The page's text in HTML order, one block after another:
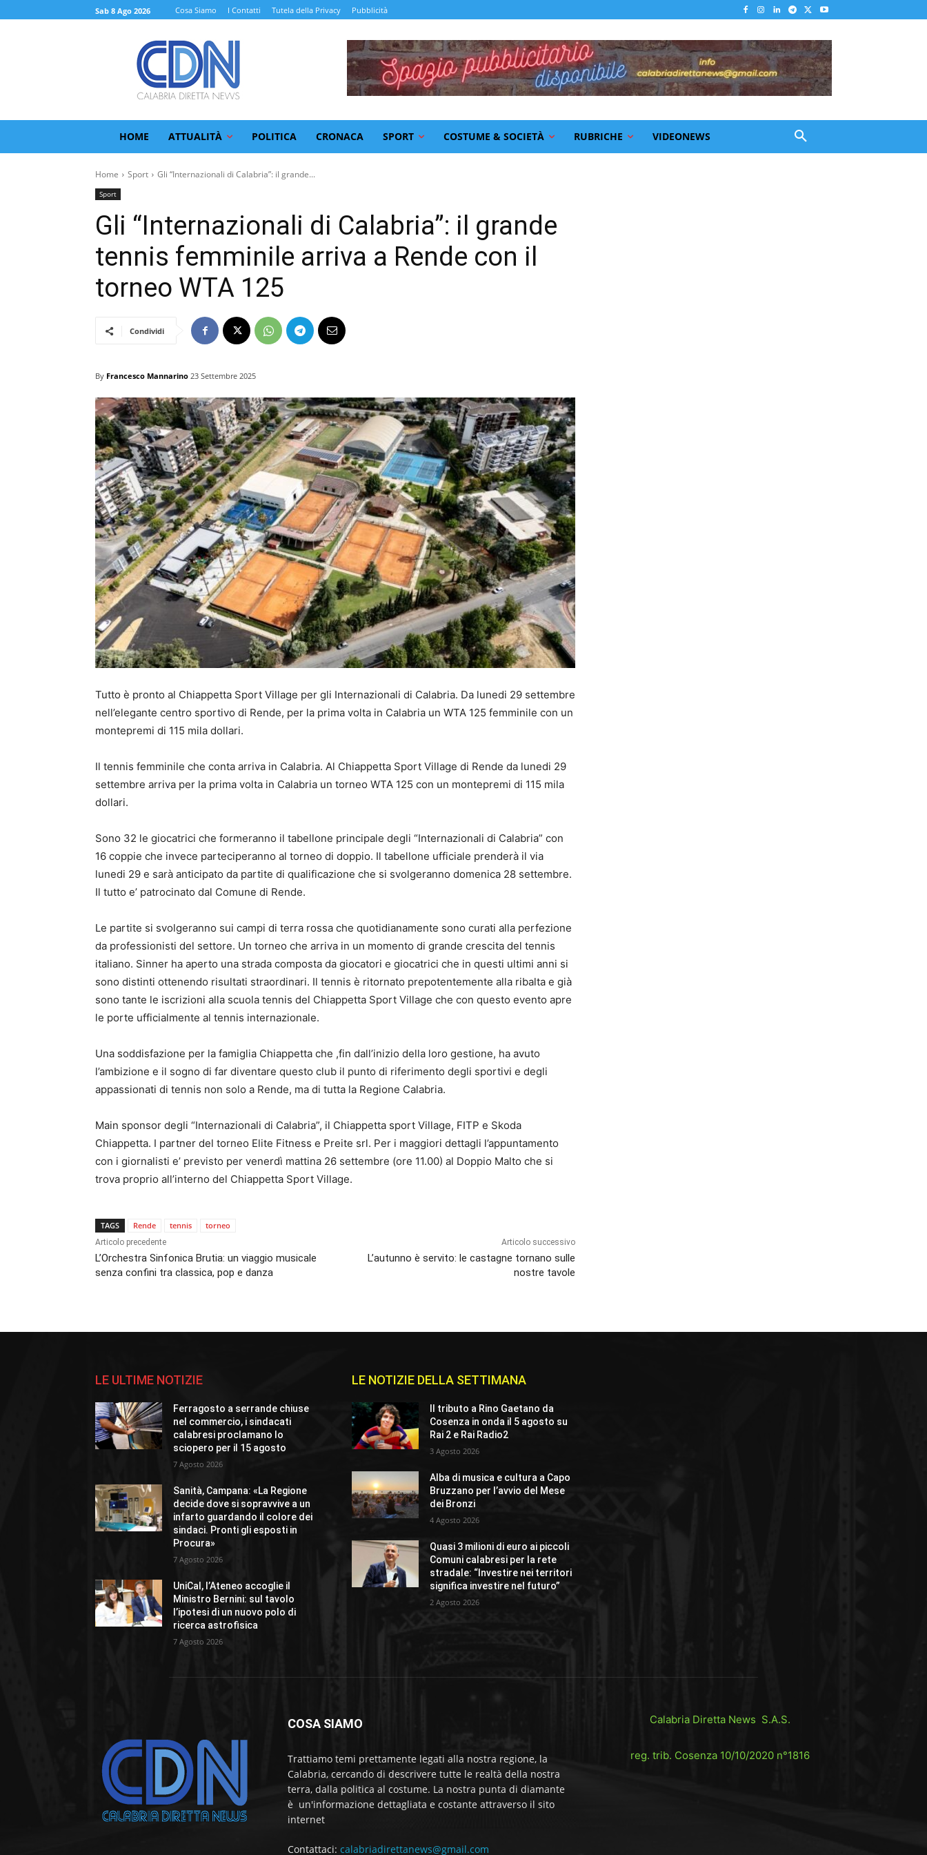
Sab 8 Ago 2026 Cosa Siamo I Contatti Tutela della Privacy Pubblicità
HOME ATTUALITÀ POLITICA CRONACA SPORT COSTUME & SOCIETÀ RUBRICHE VIDEONEWS
Home Sport Gli “Internazionali di Calabria”: il grande...
Sport
Gli “Internazionali di Calabria”: il grande
tennis femminile arriva a Rende con il
torneo WTA 125
Condividi
By Francesco Mannarino 23 Settembre 2025
Tutto è pronto al Chiappetta Sport Village per gli Internazionali di Calabria. Da lunedi 29 settembre
nell’elegante centro sportivo di Rende, per la prima volta in Calabria un WTA 125 femminile con un
montepremi di 115 mila dollari.
Il tennis femminile che conta arriva in Calabria. Al Chiappetta Sport Village di Rende da lunedi 29
settembre arriva per la prima volta in Calabria un torneo WTA 125 con un montepremi di 115 mila
dollari.
Sono 32 le giocatrici che formeranno il tabellone principale degli “Internazionali di Calabria” con
16 coppie che invece parteciperanno al torneo di doppio. Il tabellone ufficiale prenderà il via
lunedi 29 e sarà anticipato da partite di qualificazione che si svolgeranno domenica 28 settembre.
Il tutto e’ patrocinato dal Comune di Rende.
Le partite si svolgeranno sui campi di terra rossa che quotidianamente sono curati alla perfezione
da professionisti del settore. Un torneo che arriva in un momento di grande crescita del tennis
italiano. Sinner ha aperto una strada composta da giocatori e giocatrici che in questi ultimi anni si
sono distinti ottenendo risultati straordinari. Il tennis è ritornato prepotentemente alla ribalta e già
sono tante le iscrizioni alla scuola tennis del Chiappetta Sport Village che con questo evento apre
le porte ufficialmente al tennis internazionale.
Una soddisfazione per la famiglia Chiappetta che ,fin dall’inizio della loro gestione, ha avuto
l’ambizione e il sogno di far diventare questo club il punto di riferimento degli sportivi e degli
appassionati di tennis non solo a Rende, ma di tutta la Regione Calabria.
Main sponsor degli “Internazionali di Calabria”, il Chiappetta sport Village, FITP e Skoda
Chiappetta. I partner del torneo Elite Fitness e Preite srl. Per i maggiori dettagli l’appuntamento
con i giornalisti e’ previsto per venerdì mattina 26 settembre (ore 11.00) al Doppio Malto che si
trova proprio all’interno del Chiappetta Sport Village.
TAGS Rende tennis torneo
Articolo precedente
L’Orchestra Sinfonica Brutia: un viaggio musicale
senza confini tra classica, pop e danza
Articolo successivo
L’autunno è servito: le castagne tornano sulle
nostre tavole
LE ULTIME NOTIZIE
Ferragosto a serrande chiuse
nel commercio, i sindacati
calabresi proclamano lo
sciopero per il 15 agosto
7 Agosto 2026
Sanità, Campana: «La Regione
decide dove si sopravvive a un
infarto guardando il colore dei
sindaci. Pronti gli esposti in
Procura»
7 Agosto 2026
UniCal, l’Ateneo accoglie il
Ministro Bernini: sul tavolo
l’ipotesi di un nuovo polo di
ricerca astrofisica
7 Agosto 2026
LE NOTIZIE DELLA SETTIMANA
Il tributo a Rino Gaetano da
Cosenza in onda il 5 agosto su
Rai 2 e Rai Radio2
3 Agosto 2026
Alba di musica e cultura a Capo
Bruzzano per l’avvio del Mese
dei Bronzi
4 Agosto 2026
Quasi 3 milioni di euro ai piccoli
Comuni calabresi per la rete
stradale: “Investire nei territori
significa investire nel futuro”
2 Agosto 2026
COSA SIAMO
Trattiamo temi prettamente legati alla nostra regione, la
Calabria, cercando di descrivere tutte le realtà della nostra
terra, dalla politica al costume. La nostra punta di diamante
è un'informazione dettagliata e costante attraverso il sito
internet
Contattaci: calabriadirettanews@gmail.com
Calabria Diretta News S.A.S.
reg. trib. Cosenza 10/10/2020 n°1816